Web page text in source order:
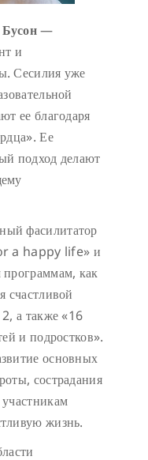
—
и
Сесилия уже
ее благодаря
Ее
подход делают
фасилитатор
a happy life» и
как
счастливой
а также «16
и подростков».
основных
сострадания
жизнь.